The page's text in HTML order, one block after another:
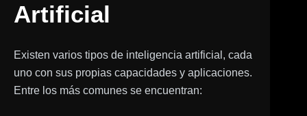
Artificial
Existen varios tipos de inteligencia artificial, cada
uno con sus propias capacidades y aplicaciones.
Entre los más comunes se encuentran: